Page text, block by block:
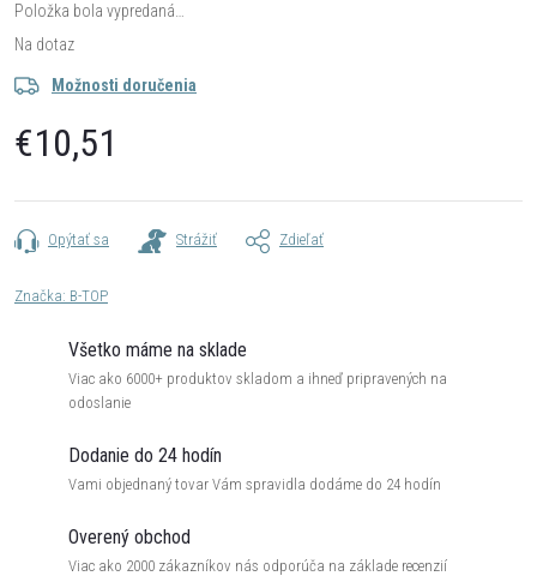
Položka bola vypredaná…
Na dotaz
Možnosti doručenia
€10,51
cena:
Opýtať sa Strážiť Zdieľať
Značka: B-TOP
Všetko máme na sklade
Viac ako 6000+ produktov skladom a ihneď pripravených na
odoslanie
Dodanie do 24 hodín
Vami objednaný tovar Vám spravidla dodáme do 24 hodín
Overený obchod
Viac ako 2000 zákazníkov nás odporúča na základe recenzií